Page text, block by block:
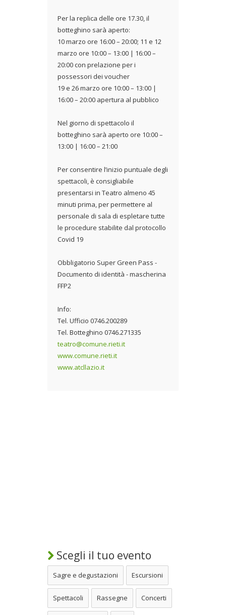
Per la replica delle ore 17.30, il
botteghino sarà aperto:
10 marzo ore 16:00 – 20:00; 11 e 12
marzo ore 10:00 – 13:00 | 16:00 –
20:00 con prelazione per i
possessori dei voucher
19 e 26 marzo ore 10:00 – 13:00 |
16:00 – 20:00 apertura al pubblico
Nel giorno di spettacolo il
botteghino sarà aperto ore 10:00 –
13:00 | 16:00 – 21:00
Per consentire l’inizio puntuale degli
spettacoli, è consigliabile
presentarsi in Teatro almeno 45
minuti prima, per permettere al
personale di sala di espletare tutte
le procedure stabilite dal protocollo
Covid 19
Obbligatorio Super Green Pass -
Documento di identità - mascherina
FFP2
Info:
Tel. Ufficio 0746.200289
Tel. Botteghino 0746.271335
teatro@comune.rieti.it
www.comune.rieti.it
www.atcllazio.it
Scegli il tuo evento
Sagre e degustazioni Escursioni
Spettacoli Rassegne Concerti